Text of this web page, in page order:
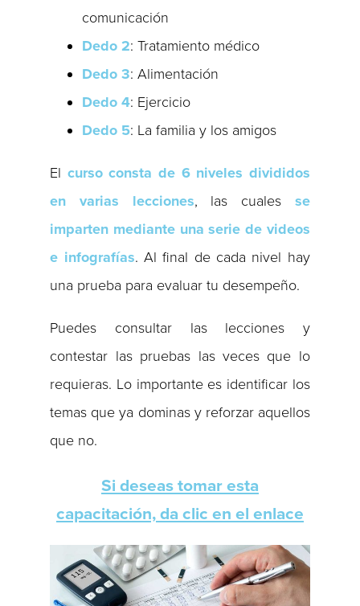
comunicación
Dedo 2: Tratamiento médico
Dedo 3: Alimentación
Dedo 4: Ejercicio
Dedo 5: La familia y los amigos
El curso consta de 6 niveles divididos
en varias lecciones, las cuales se
imparten mediante una serie de videos
e infografías. Al final de cada nivel hay
una prueba para evaluar tu desempeño.
Puedes consultar las lecciones y
contestar las pruebas las veces que lo
requieras. Lo importante es identificar los
temas que ya dominas y reforzar aquellos
que no.
Si deseas tomar esta
capacitación, da clic en el enlace